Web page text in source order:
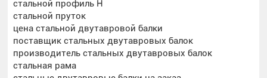
стальной профиль H
стальной пруток
цена стальной двутавровой балки
поставщик стальных двутавровых балок
производитель стальных двутавровых балок
стальная рама